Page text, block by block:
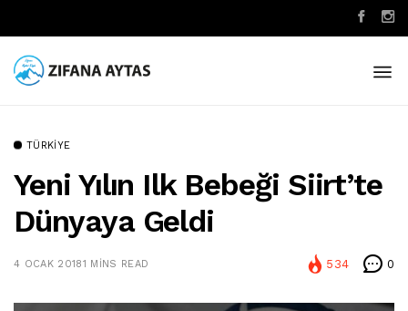
TÜRKIYE
Yeni Yılın Ilk Bebeği Siirt’te
Dünyaya Geldi
4 OCAK 20181 MINS READ 534 0